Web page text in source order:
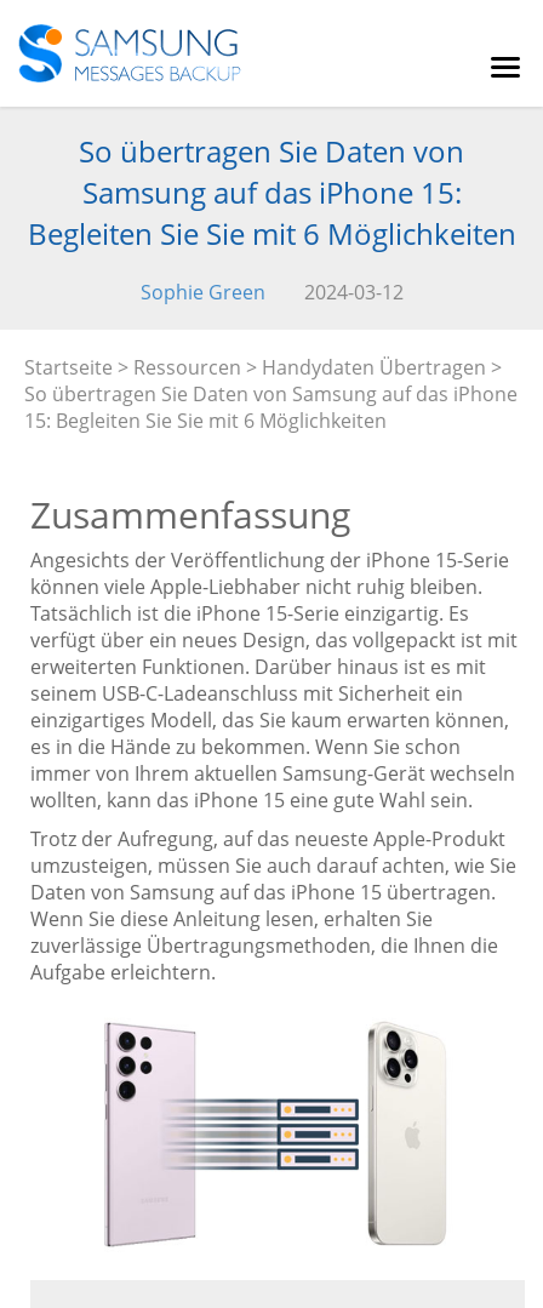
So übertragen Sie Daten von
Samsung auf das iPhone 15:
Begleiten Sie Sie mit 6 Möglichkeiten
Sophie Green 2024-03-12
Startseite > Ressourcen > Handydaten Übertragen >
So übertragen Sie Daten von Samsung auf das iPhone
15: Begleiten Sie Sie mit 6 Möglichkeiten
Zusammenfassung
Angesichts der Veröffentlichung der iPhone 15-Serie
können viele Apple-Liebhaber nicht ruhig bleiben.
Tatsächlich ist die iPhone 15-Serie einzigartig. Es
verfügt über ein neues Design, das vollgepackt ist mit
erweiterten Funktionen. Darüber hinaus ist es mit
seinem USB-C-Ladeanschluss mit Sicherheit ein
einzigartiges Modell, das Sie kaum erwarten können,
es in die Hände zu bekommen. Wenn Sie schon
immer von Ihrem aktuellen Samsung-Gerät wechseln
wollten, kann das iPhone 15 eine gute Wahl sein.
Trotz der Aufregung, auf das neueste Apple-Produkt
umzusteigen, müssen Sie auch darauf achten, wie Sie
Daten von Samsung auf das iPhone 15 übertragen.
Wenn Sie diese Anleitung lesen, erhalten Sie
zuverlässige Übertragungsmethoden, die Ihnen die
Aufgabe erleichtern.